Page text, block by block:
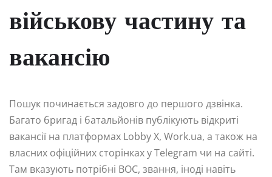
військову частину та
вакансію
Пошук починається задовго до першого дзвінка.
Багато бригад і батальйонів публікують відкриті
вакансії на платформах Lobby X, Work.ua, а також на
власних офіційних сторінках у Telegram чи на сайті.
Там вказують потрібні ВОС, звання, іноді навіть